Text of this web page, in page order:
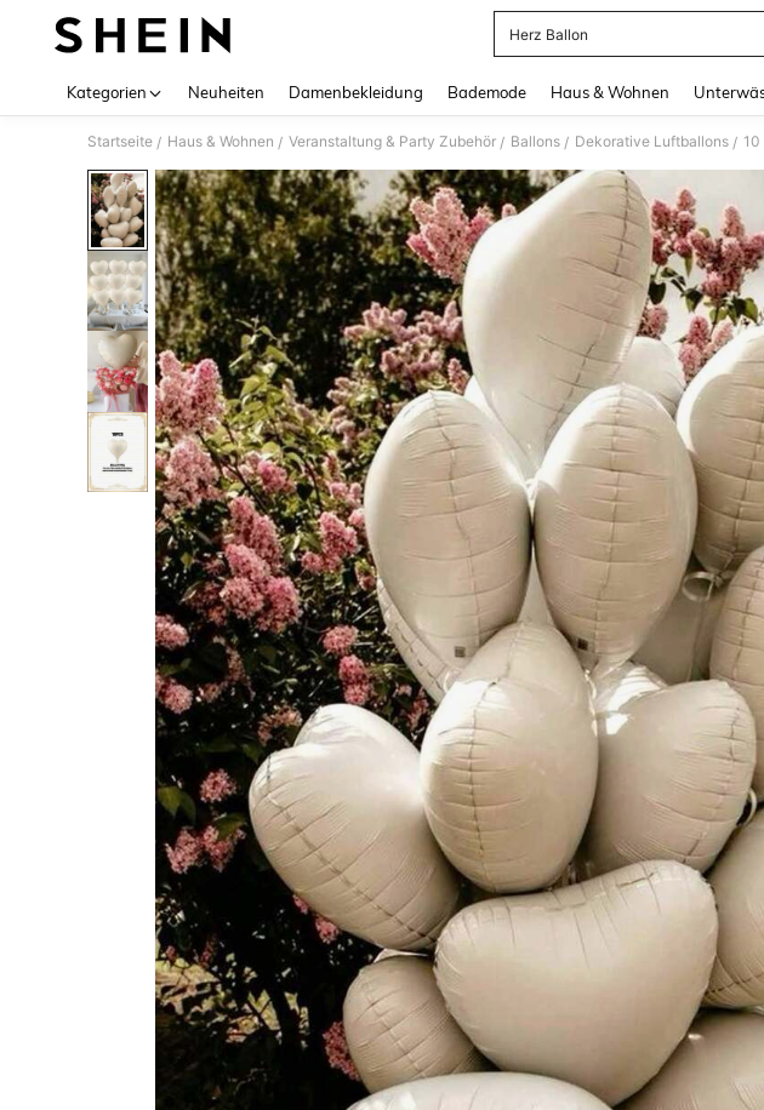
Herz Ballon
Kategorien Neuheiten Damenbekleidung Bademode Haus & Wohnen
Startseite / Haus & Wohnen / Veranstaltung & Party Zubehör / Ballons / Dekorative Luftballons /